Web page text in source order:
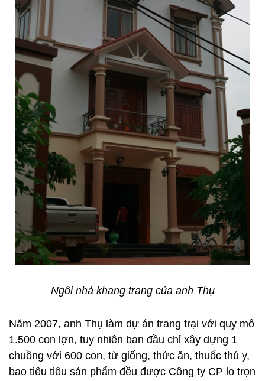
Ngôi nhà khang trang của anh Thụ
Năm 2007, anh Thụ làm dự án trang trại với quy mô
1.500 con lợn, tuy nhiên ban đầu chỉ xây dựng 1
chuồng với 600 con, từ giống, thức ăn, thuốc thú y,
bao tiêu tiêu sản phẩm đều được Công ty CP lo trọn